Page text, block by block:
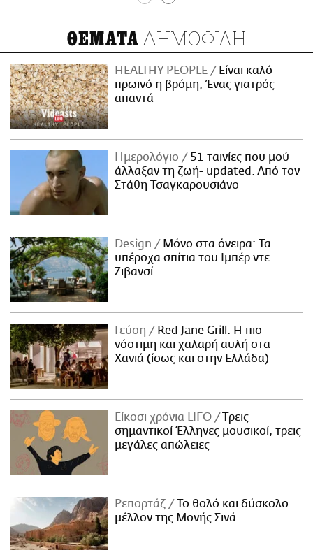
ΘΕΜΑΤΑ ΔΗΜΟΦΙΛΗ
HEALTHY PEOPLE
Είναι καλό
πρωινό η βρόμη; Ένας γιατρός
απαντά
Ημερολόγιο
51 ταινίες που μού
άλλαξαν τη ζωή- updated. Aπό τον
Στάθη Τσαγκαρουσιάνο
Design
Μόνο στα όνειρα: Τα
υπέροχα σπίτια του Ιμπέρ ντε
Ζιβανσί
Γεύση
Red Jane Grill: Η πιο
νόστιμη και χαλαρή αυλή στα
Χανιά (ίσως και στην Ελλάδα)
Είκοσι χρόνια LIFO
Tρεις
σημαντικοί Έλληνες μουσικοί, τρεις
μεγάλες απώλειες
Ρεπορτάζ
Το θολό και δύσκολο
μέλλον της Μονής Σινά